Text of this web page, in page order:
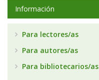
Información
Para lectores/as
Para autores/as
Para bibliotecarios/as